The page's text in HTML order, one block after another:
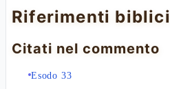
Riferimenti biblici
Citati nel commento
Esodo 33